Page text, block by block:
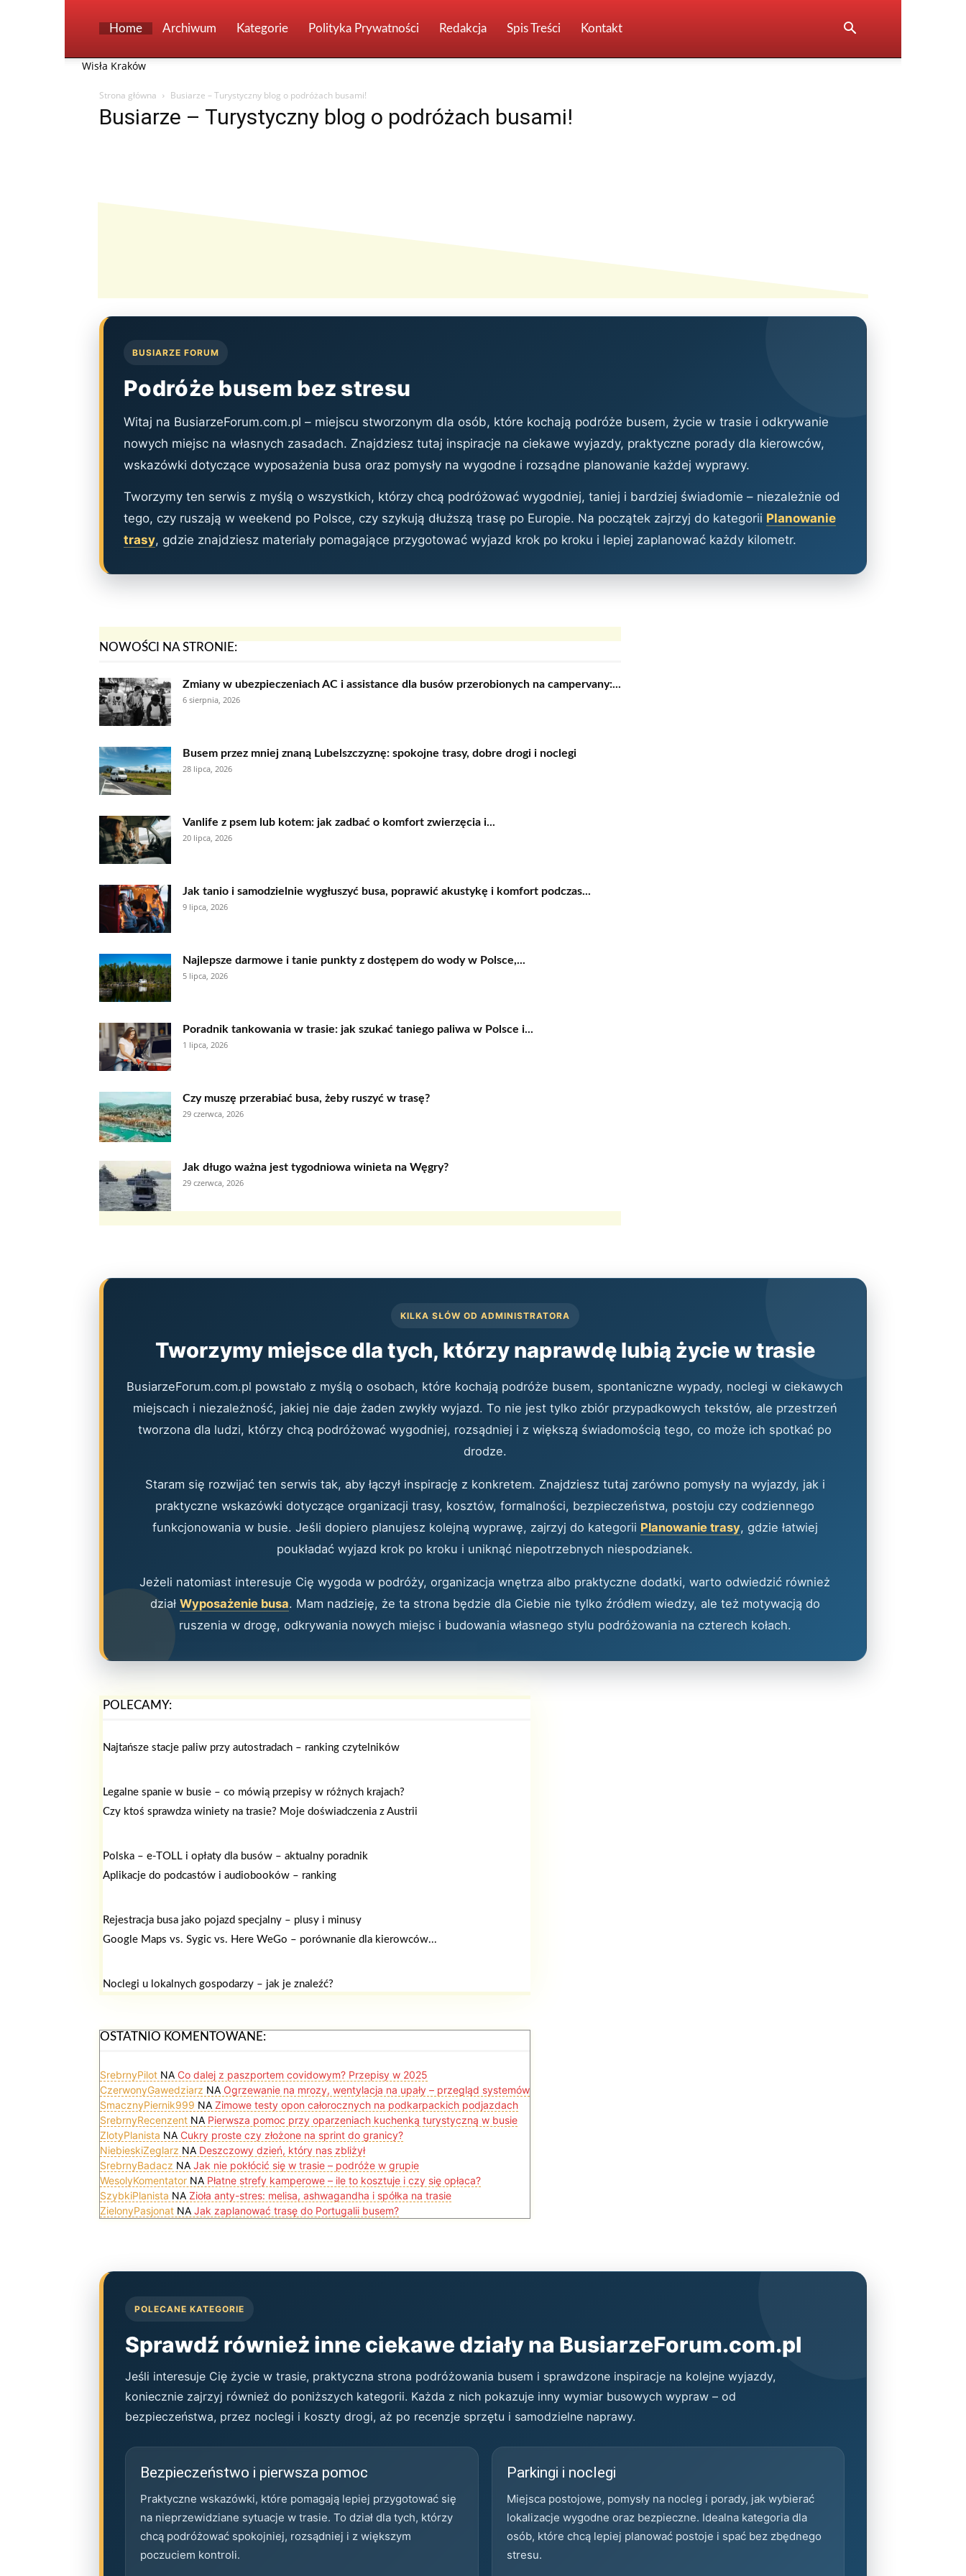
Home Archiwum Kategorie Polityka Prywatności Redakcja Spis Treści Kontakt
Wisła Kraków
Strona główna Busiarze – Turystyczny blog o podróżach busami!
Busiarze – Turystyczny blog o podróżach busami!
BUSIARZE FORUM
Podróże busem bez stresu
Witaj na BusiarzeForum.com.pl – miejscu stworzonym dla osób, które kochają podróże busem, życie w trasie i odkrywanie
nowych miejsc na własnych zasadach. Znajdziesz tutaj inspiracje na ciekawe wyjazdy, praktyczne porady dla kierowców,
wskazówki dotyczące wyposażenia busa oraz pomysły na wygodne i rozsądne planowanie każdej wyprawy.
Tworzymy ten serwis z myślą o wszystkich, którzy chcą podróżować wygodniej, taniej i bardziej świadomie – niezależnie od
tego, czy ruszają w weekend po Polsce, czy szykują dłuższą trasę po Europie. Na początek zajrzyj do kategorii Planowanie
trasy, gdzie znajdziesz materiały pomagające przygotować wyjazd krok po kroku i lepiej zaplanować każdy kilometr.
NOWOŚCI NA STRONIE:
Zmiany w ubezpieczeniach AC i assistance dla busów przerobionych na campervany:...
6 sierpnia, 2026
Busem przez mniej znaną Lubelszczyznę: spokojne trasy, dobre drogi i noclegi
28 lipca, 2026
Vanlife z psem lub kotem: jak zadbać o komfort zwierzęcia i...
20 lipca, 2026
Jak tanio i samodzielnie wygłuszyć busa, poprawić akustykę i komfort podczas...
9 lipca, 2026
Najlepsze darmowe i tanie punkty z dostępem do wody w Polsce,...
5 lipca, 2026
Poradnik tankowania w trasie: jak szukać taniego paliwa w Polsce i...
1 lipca, 2026
Czy muszę przerabiać busa, żeby ruszyć w trasę?
29 czerwca, 2026
Jak długo ważna jest tygodniowa winieta na Węgry?
29 czerwca, 2026
KILKA SŁÓW OD ADMINISTRATORA
Tworzymy miejsce dla tych, którzy naprawdę lubią życie w trasie
BusiarzeForum.com.pl powstało z myślą o osobach, które kochają podróże busem, spontaniczne wypady, noclegi w ciekawych
miejscach i niezależność, jakiej nie daje żaden zwykły wyjazd. To nie jest tylko zbiór przypadkowych tekstów, ale przestrzeń
tworzona dla ludzi, którzy chcą podróżować wygodniej, rozsądniej i z większą świadomością tego, co może ich spotkać po
drodze.
Staram się rozwijać ten serwis tak, aby łączył inspirację z konkretem. Znajdziesz tutaj zarówno pomysły na wyjazdy, jak i
praktyczne wskazówki dotyczące organizacji trasy, kosztów, formalności, bezpieczeństwa, postoju czy codziennego
funkcjonowania w busie. Jeśli dopiero planujesz kolejną wyprawę, zajrzyj do kategorii Planowanie trasy, gdzie łatwiej
poukładać wyjazd krok po kroku i uniknąć niepotrzebnych niespodzianek.
Jeżeli natomiast interesuje Cię wygoda w podróży, organizacja wnętrza albo praktyczne dodatki, warto odwiedzić również
dział Wyposażenie busa. Mam nadzieję, że ta strona będzie dla Ciebie nie tylko źródłem wiedzy, ale też motywacją do
ruszenia w drogę, odkrywania nowych miejsc i budowania własnego stylu podróżowania na czterech kołach.
POLECAMY:
Najtańsze stacje paliw przy autostradach – ranking czytelników
Legalne spanie w busie – co mówią przepisy w różnych krajach?
Czy ktoś sprawdza winiety na trasie? Moje doświadczenia z Austrii
Polska – e-TOLL i opłaty dla busów – aktualny poradnik
Aplikacje do podcastów i audiobooków – ranking
Rejestracja busa jako pojazd specjalny – plusy i minusy
Google Maps vs. Sygic vs. Here WeGo – porównanie dla kierowców...
Noclegi u lokalnych gospodarzy – jak je znaleźć?
OSTATNIO KOMENTOWANE:
SrebrnyPilot NA Co dalej z paszportem covidowym? Przepisy w 2025
CzerwonyGawedziarz NA Ogrzewanie na mrozy, wentylacja na upały – przegląd systemów
SmacznyPiernik999 NA Zimowe testy opon całorocznych na podkarpackich podjazdach
SrebrnyRecenzent NA Pierwsza pomoc przy oparzeniach kuchenką turystyczną w busie
ZlotyPlanista NA Cukry proste czy złożone na sprint do granicy?
NiebieskiZeglarz NA Deszczowy dzień, który nas zbliżył
SrebrnyBadacz NA Jak nie pokłócić się w trasie – podróże w grupie
WesolyKomentator NA Płatne strefy kamperowe – ile to kosztuje i czy się opłaca?
SzybkiPlanista NA Zioła anty-stres: melisa, ashwagandha i spółka na trasie
ZielonyPasjonat NA Jak zaplanować trasę do Portugalii busem?
POLECANE KATEGORIE
Sprawdź również inne ciekawe działy na BusiarzeForum.com.pl
Jeśli interesuje Cię życie w trasie, praktyczna strona podróżowania busem i sprawdzone inspiracje na kolejne wyjazdy,
koniecznie zajrzyj również do poniższych kategorii. Każda z nich pokazuje inny wymiar busowych wypraw – od
bezpieczeństwa, przez noclegi i koszty drogi, aż po recenzje sprzętu i samodzielne naprawy.
Bezpieczeństwo i pierwsza pomoc
Praktyczne wskazówki, które pomagają lepiej przygotować się
na nieprzewidziane sytuacje w trasie. To dział dla tych, którzy
chcą podróżować spokojniej, rozsądniej i z większym
poczuciem kontroli.
Parkingi i noclegi
Miejsca postojowe, pomysły na nocleg i porady, jak wybierać
lokalizacje wygodne oraz bezpieczne. Idealna kategoria dla
osób, które chcą lepiej planować postoje i spać bez zbędnego
stresu.